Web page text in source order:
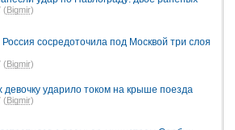
(Bigmir)
Россия сосредоточила под Москвой три слоя
( Bigmir)
девочку ударило током на крыше поезда
(Bigmir)